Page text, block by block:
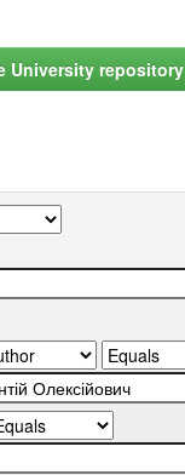
University repository